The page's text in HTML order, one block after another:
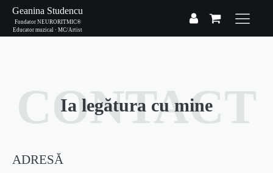
Geanina Studencu
Fondator NEURORITMIC®
Educator muzical · MC/Artist
CONTACT
Ia legătura cu mine
ADRESĂ